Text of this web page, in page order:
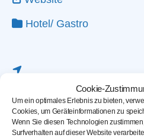
Cookie-
Um ein optimales Erlebnis zu bieten,
Cookies, um Geräteinformationen zu
Wenn Sie diesen Technologien
Surfverhalten auf dieser Website
Hotel/ Gastro